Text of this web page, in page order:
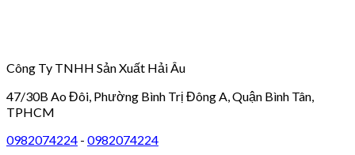
Công Ty TNHH Sản Xuất Hải Âu
47/30B Ao Đôi, Phường Bình Trị Đông A, Quận Bình Tân,
TPHCM
0982074224 - 0982074224